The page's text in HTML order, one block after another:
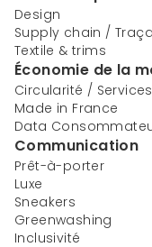
Design
Supply chain /
Textile & trims
Économie de la
Circularité / Services
Made in France
Data
Communication
Prêt-à-porter
Luxe
Sneakers
Greenwashing
Inclusivité